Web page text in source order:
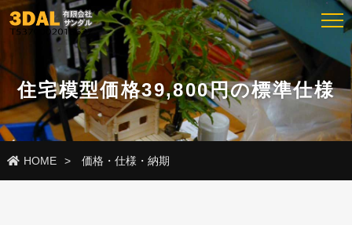
住宅模型価格39,800円の標準仕様
HOME 価格・仕様・納期